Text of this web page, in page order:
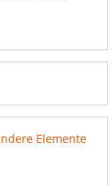
Elemente